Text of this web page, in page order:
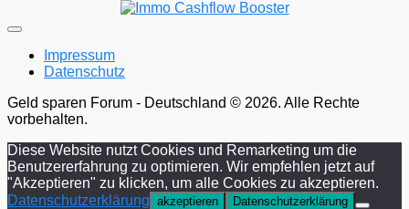
Impressum
Datenschutz
Geld sparen Forum - Deutschland © 2026. Alle Rechte
vorbehalten.
Diese Website nutzt Cookies und Remarketing um die
Benutzererfahrung zu optimieren. Wir empfehlen jetzt auf
"Akzeptieren" zu klicken, um alle Cookies zu akzeptieren.
Datenschutzerklärung akzeptieren Datenschutzerklärung